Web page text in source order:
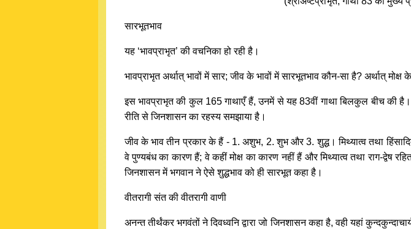
सारभूतभाव
यह ‘भावप्राभृत’ की वचनिका हो रही है।
भावप्राभृत अर्थात् भावों में सार; जीव के भावों में सारभूतभाव कौन-सा है? अर्थात्
इस भावप्राभृत की कुल 165 गाथाएँ हैं, उनमें से यह 83वीं गाथा बिलकुल बीच की
रीति से जिनशासन का रहस्य समझाया है।
जीव के भाव तीन प्रकार के हैं - 1. अशुभ, 2. शुभ और 3. शुद्ध। मिथ्यात्व तथा
वे पुण्यबंध का कारण हैं; वे कहीं मोक्ष का कारण नहीं हैं और मिथ्यात्व तथा राग-द्वेष
जिनशासन में भगवान ने ऐसे शुद्धभाव को ही सारभूत कहा है।
वीतरागी संत की वीतरागी वाणी
अनन्त तीर्थंकर भगवंतों ने दिवध्वनि द्वारा जो जिनशासन कहा है, वही यहां